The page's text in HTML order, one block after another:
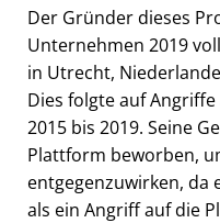
Der Gründer dieses
Unternehmen 2019
in Utrecht,
Dies folgte auf
2015 bis 2019. Seine
Plattform beworben,
entgegenzuwirken, da
als ein Angriff auf die